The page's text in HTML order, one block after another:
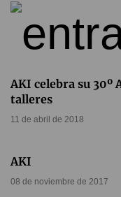
AKI celebra su 30º
talleres
11 de abril de 2018
AKI
08 de noviembre de 2017